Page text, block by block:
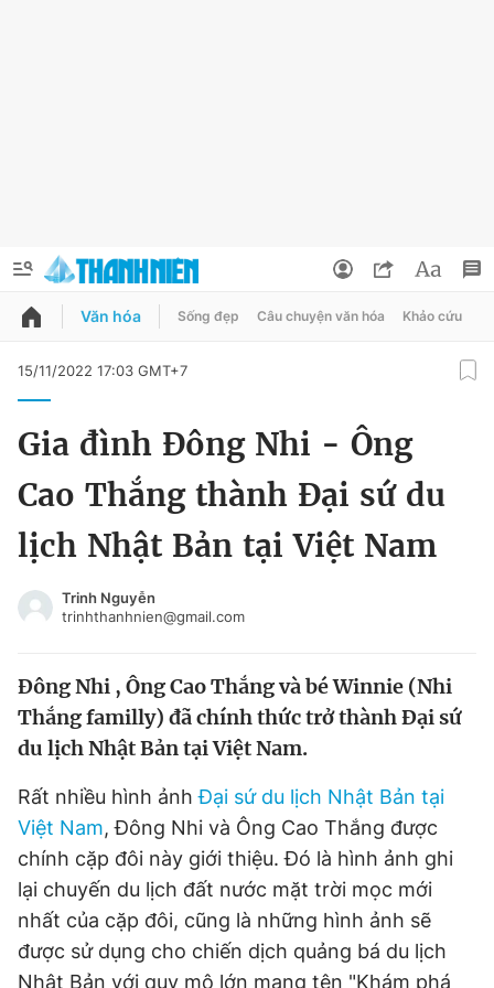
QUẢNG CÁO
Chào ngày mới Tin 24h
Video Magazine
Sản phẩm khác
Tiện ích Bạn cần biết
Thông tin tòa soạn Liên hệ quảng cáo
Đổi mật khẩu
Tin đã lưu
Tin đã xem
Đăng xuất
Văn hóa Sống đẹp Câu chuyện văn hóa Khảo cứu
15/11/2022 17:03 GMT+7
Gia đình Đông Nhi - Ông
Cao Thắng thành Đại sứ du
lịch Nhật Bản tại Việt Nam
Trinh Nguyễn
trinhthanhnien@gmail.com
Đông Nhi , Ông Cao Thắng và bé Winnie (Nhi
Thắng familly) đã chính thức trở thành Đại sứ
du lịch Nhật Bản tại Việt Nam.
Rất nhiều hình ảnhĐại sứ du lịch Nhật Bản tại
Việt Nam, Đông Nhi và Ông Cao Thắng được
chính cặp đôi này giới thiệu. Đó là hình ảnh ghi
lại chuyến du lịch đất nước mặt trời mọc mới
nhất của cặp đôi, cũng là những hình ảnh sẽ
được sử dụng cho chiến dịch quảng bá du lịch
Nhật Bản với quy mô lớn mang tên "Khám phá